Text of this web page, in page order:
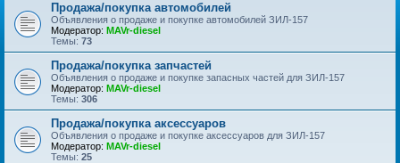
Продажа/покупка автомобилей
Объявления о продаже и покупке автомобилей ЗИЛ-157
Модератор: MAVr-diesel
Темы: 73
Продажа/покупка запчастей
Объявления о продаже и покупке запасных частей для ЗИЛ-157
Модератор: MAVr-diesel
Темы: 306
Продажа/покупка аксессуаров
Объявления о продаже и покупке аксессуаров для ЗИЛ-157
Модератор: MAVr-diesel
Темы: 25